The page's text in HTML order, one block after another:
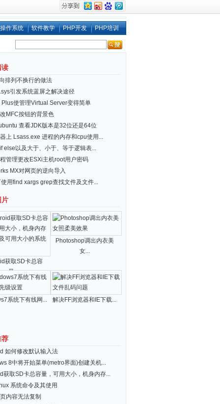
操作系统 软件教学 PHP开发 PHP培训
and resources.
读
排列不换行的做法
引发系统蓝屏之解决途径
Plus使管理Virtual Server变得简单
MFC按钮的背景色
查看JDK版本是32位还是64位
上 Lsass.exe 进程的内存和cpu使用...
else以及大于、小于、等于逻辑表...
管理更改ESXi主机root用户密码
MX对网页的逆向导入
用find xargs grep查找文件及文件...
片
获取SD卡总容
量...
Photoshop调出内衣美
女...
系统下有线网... 解决FF浏览器和IE下载...
荐
如何修改默认输入法
8中将开始菜单(metro界面)创建关机...
获取SD卡总容量，可用大小，机身内存...
系统命令及其使用
内容无法复制